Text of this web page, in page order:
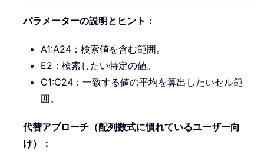
パラメーターの説明とヒント：
A1:A24：検索値を含む範囲。
E2：検索したい特定の値。
C1:C24：一致する値の平均を算出したいセル範
囲。
代替アプローチ（配列数式に慣れているユーザー向
け）：